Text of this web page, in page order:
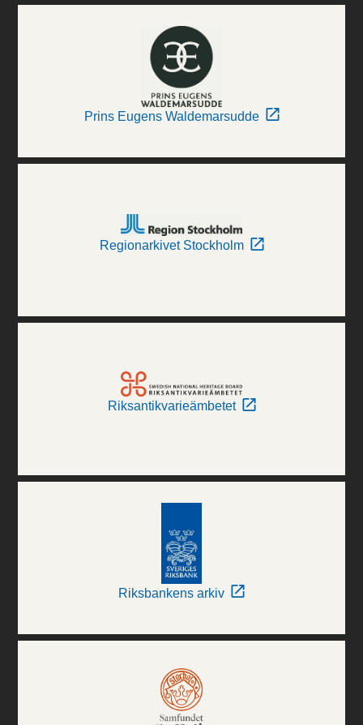
Prins Eugens Waldemarsudde
Regionarkivet Stockholm
Riksantikvarieämbetet
Riksbankens arkiv